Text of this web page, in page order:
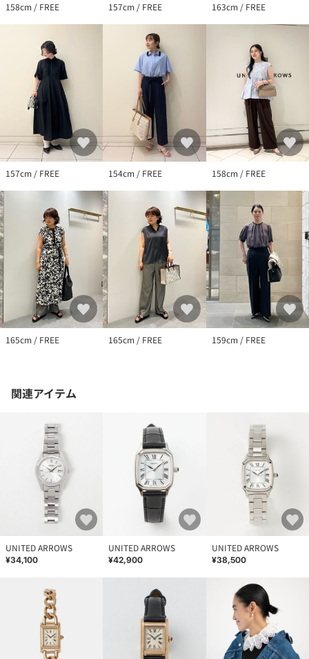
158cm / FREE 157cm / FREE 163cm / FREE
157cm / FREE 154cm / FREE 158cm / FREE
165cm / FREE 165cm / FREE 159cm / FREE
関連アイテム
UNITED ARROWS
¥34,100
UNITED ARROWS
¥42,900
UNITED ARROWS
¥38,500